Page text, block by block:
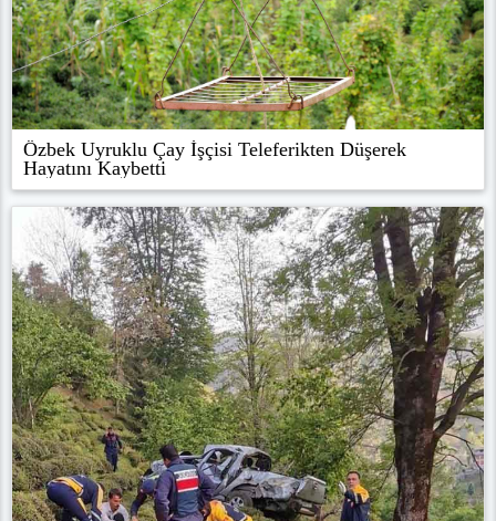
Özbek Uyruklu Çay İşçisi Teleferikten Düşerek
Hayatını Kaybetti